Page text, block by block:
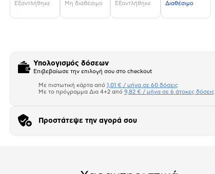
Εξαντλήθηκε Μη διαθέσιμο Εξαντλήθηκε Διαθέσιμο
Υπολογισμός δόσεων
Επιβεβαίωσε την επιλογή σου στο checkout
Πιστωτική κάρτα
Με πιστωτική κάρτα από 1,01 € / μήνα σε 60 δόσεις
Με το πρόγραμμα Δια 4+2 από 9,82 € / μήνα σε 6 άτοκες δόσεις
Προστάτεψε την αγορά σου